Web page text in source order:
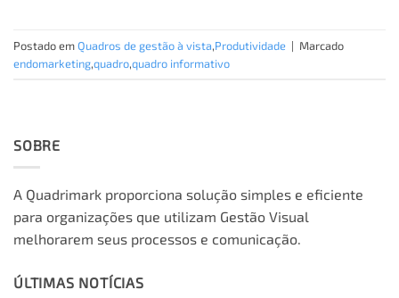
Postado emQuadros de gestão à vista,Produtividade | Marcado
endomarketing,quadro,quadro informativo
SOBRE
A Quadrimark proporciona solução simples e eficiente
para organizações que utilizam Gestão Visual
melhorarem seus processos e comunicação.
ÚLTIMAS NOTÍCIAS